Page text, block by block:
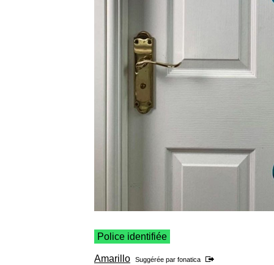
Police identifiée
Amarillo Suggérée par fonatica